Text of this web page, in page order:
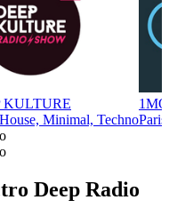
KULTURE
Minimal, Techno
Deep Radio